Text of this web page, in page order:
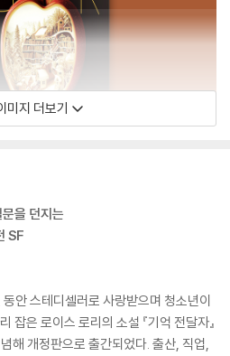
미지 더보기
을 던지는
SF
안 스테디셀러로 사랑받으며 청소년이
잡은 로이스 로리의 소설 『기억 전달자』
해 개정판으로 출간되었다. 출산, 직업,